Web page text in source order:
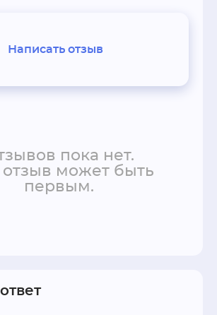
Написать отзыв
пока нет.
может быть
первым.